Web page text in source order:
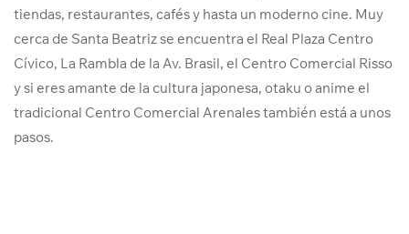
tiendas, restaurantes, cafés y hasta un moderno cine. Muy
cerca de Santa Beatriz se encuentra el Real Plaza Centro
Cívico, La Rambla de la Av. Brasil, el Centro Comercial Risso
y si eres amante de la cultura japonesa, otaku o anime el
tradicional Centro Comercial Arenales también está a unos
pasos.